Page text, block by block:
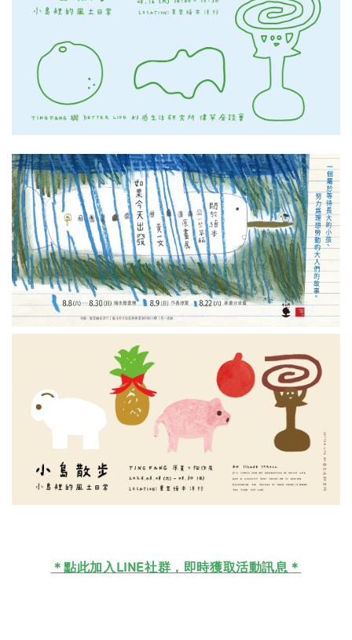
＊點此加入LINE社群，即時獲取活動訊息＊